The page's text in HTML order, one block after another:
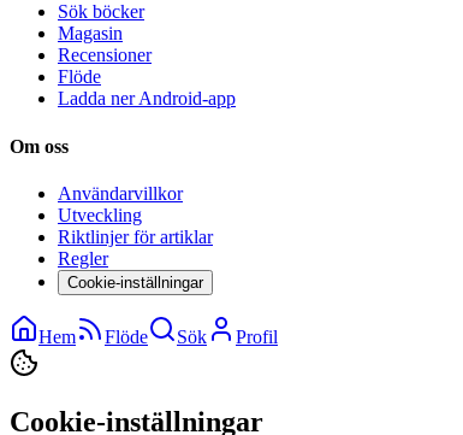
Sök böcker
Magasin
Recensioner
Flöde
Ladda ner Android-app
Om oss
Användarvillkor
Utveckling
Riktlinjer för artiklar
Regler
Cookie-inställningar
Hem Flöde Sök Profil
Cookie-inställningar